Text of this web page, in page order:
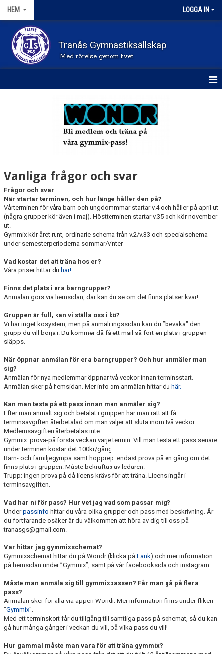
HEM LOGGA IN
Tranås Gymnastiksällskap
Med rörelse genom livet
DOKUMENT
FRÅGOR OCH SVAR
PRISER OCH ANMÄLAN
ANMÄLAN & BETALNING
KLÄDKOLLEKTION
KALENDER
HYRA LOKAL
Vanliga frågor och svar
Frågor och svar
När startar terminen, och hur länge håller den på?
Vårterminen för våra barn och ungdommmar startar v.4 och håller på april ut
(några grupper kör även i maj). Höstterminen startar v.35 och kör november
ut.
Gymmix kör året runt, ordinarie schema från v.2/v.33 och specialschema
under semesterperioderna sommar/vinter
Vad kostar det att träna hos er?
Våra priser hittar du här!
Finns det plats i era barngrupper?
Anmälan görs via hemsidan, där kan du se om det finns platser kvar!
Gruppen är full, kan vi ställa oss i kö?
Vi har inget kösystem, men på anmälningssidan kan du ”bevaka" den
grupp du vill börja i. Du kommer då få ett mail så fort en plats i gruppen
släpps.
När öppnar anmälan för era barngrupper? Och hur anmäler man
sig?
Anmälan för nya medlemmar öppnar två veckor innan terminsstart.
Anmälan sker på hemsidan. Mer info om anmälan hittar du här.
Kan man testa på ett pass innan man anmäler sig?
Efter man anmält sig och betalat i gruppen har man rätt att få
terminsavgiften återbetalad om man väljer att sluta inom två veckor.
Medlemsavgiften återbetalas inte.
Gymmix: prova-på första veckan varje termin. Vill man testa ett pass senare
under terminen kostar det 100kr/gång.
Barn- och familjegympa samt hopprep: endast prova på en gång om det
finns plats i gruppen. Måste bekräftas av ledaren.
Trupp: ingen prova på då licens krävs för att träna. Licens ingår i
terminsavgiften.
Vad har ni för pass? Hur vet jag vad som passar mig?
Underpassinfo hittar du våra olika grupper och pass med beskrivning. Är
du fortfarande osäker är du välkommen att höra av dig till oss på
tranasgs@gmail.com.
Var hittar jag gymmixschemat?
Gymmixschemat hittar du på Wondr (klicka på Länk) och mer information
på hemsidan under ”Gymmix”, samt på vår facebooksida och instagram
Måste man anmäla sig till gymmixpassen? Får man gå på flera
pass?
Anmälan sker för alla via appen Wondr. Mer information finns under fliken
"Gymmix".
Med ett terminskort får du tillgång till samtliga pass på schemat, så du kan
gå hur många gånger i veckan du vill, på vilka pass du vill!
Hur gammal måste man vara för att träna gymmix?
Du är välkommen på våra pass från det att du fyllt 12 år tillsammans med